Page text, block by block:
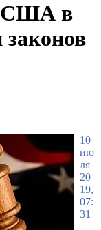
США в
10
ию
ля
20
19,
07:
31